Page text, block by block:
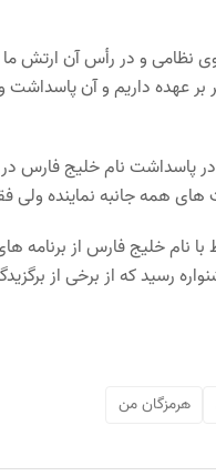
نظامی و در رأس آن ارتش
عهده داریم و آن
در پاسداشت نام خلیج
همه جانبه نماینده ولی
نام خلیج فارس از
رسید که از برخی از
هرمزگان من